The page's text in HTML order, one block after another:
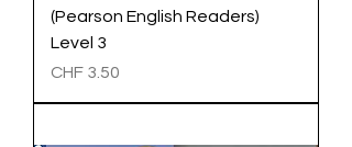
(Pearson English Readers)
Level 3
Preis
CHF 3.50